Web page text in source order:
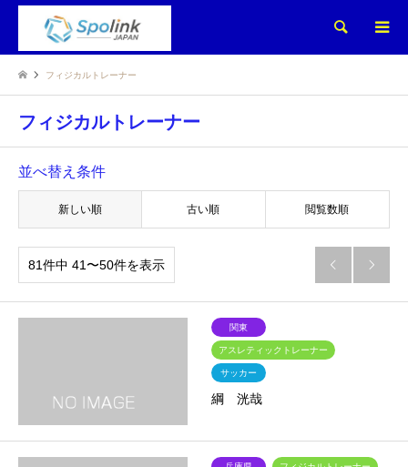
検索
フィジカルトレーナー
フィジカルトレーナー
並べ替え条件
新しい順 古い順 閲覧数順
81件中 41〜50件を表示  
関東
アスレティックトレーナー
サッカー
綱 洸哉